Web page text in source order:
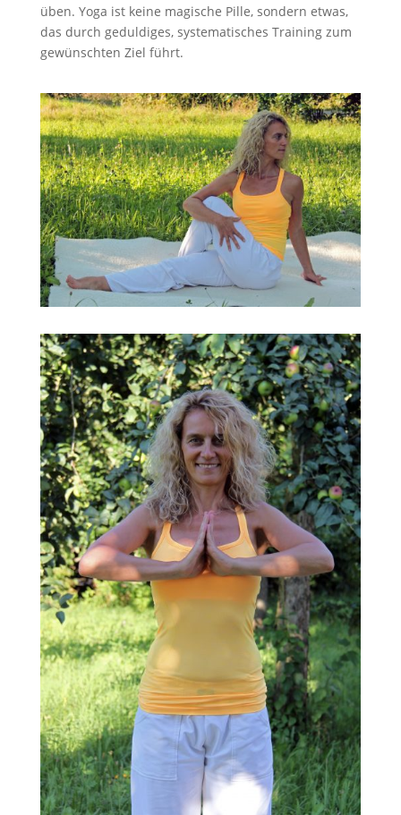
üben. Yoga ist keine magische Pille, sondern etwas,
das durch geduldiges, systematisches Training zum
gewünschten Ziel führt.